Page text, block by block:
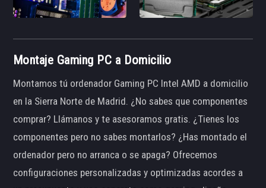
Montaje Gaming PC a Domicilio
Montamos tú ordenador Gaming PC Intel AMD a domicilio
en la Sierra Norte de Madrid. ¿No sabes que componentes
comprar? Llámanos y te asesoramos gratis. ¿Tienes los
componentes pero no sabes montarlos? ¿Has montado el
ordenador pero no arranca o se apaga? Ofrecemos
configuraciones personalizadas y optimizadas acordes a